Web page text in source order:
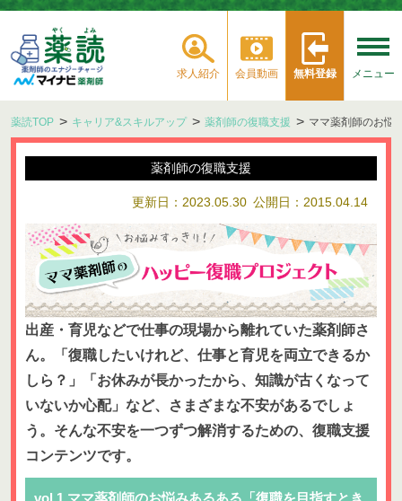
求人紹介 会員動画 無料登録 メニュー
薬読TOP キャリア&スキルアップ 薬剤師の復職支援 ママ薬剤師のお悩
薬剤師の復職支援
更新日：2023.05.30 公開日：2015.04.14
出産・育児などで仕事の現場から離れていた薬剤師さ
ん。「復職したいけれど、仕事と育児を両立できるか
しら？」「お休みが長かったから、知識が古くなって
いないか心配」など、さまざまな不安があるでしょ
う。そんな不安を一つずつ解消するための、復職支援
コンテンツです。
vol.1 ママ薬剤師のお悩みあるある「復職を目指すとき